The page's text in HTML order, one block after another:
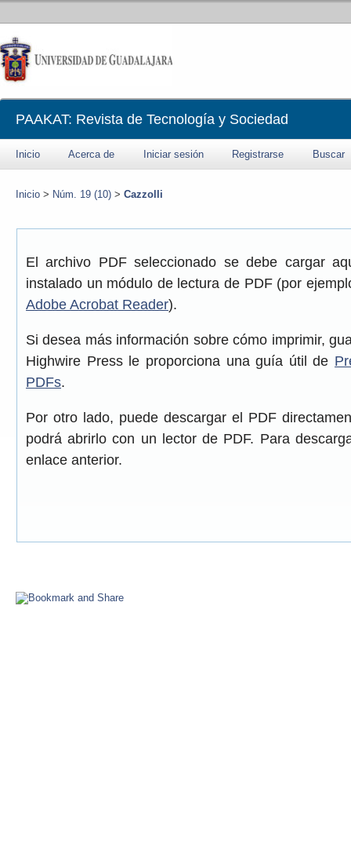
PAAKAT: Revista de Tecnología y Sociedad
Inicio Acerca de Iniciar sesión Registrarse Buscar
Inicio > Núm. 19 (10) > Cazzolli
El archivo PDF seleccionado se debe cargar
instalado un módulo de lectura de PDF (por
Adobe Acrobat Reader).
Si desea más información sobre cómo imprimir,
Highwire Press le proporciona una guía útil de
PDFs.
Por otro lado, puede descargar el PDF
podrá abrirlo con un lector de PDF. Para
enlace anterior.